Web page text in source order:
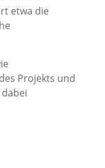
etwa die
Projekts und